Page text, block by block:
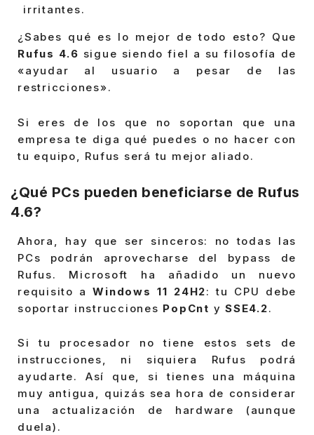
irritantes.
¿Sabes qué es lo mejor de todo esto? Que
Rufus 4.6 sigue siendo fiel a su filosofía de
«ayudar al usuario a pesar de las
restricciones».
Si eres de los que no soportan que una
empresa te diga qué puedes o no hacer con
tu equipo, Rufus será tu mejor aliado.
¿Qué PCs pueden beneficiarse de Rufus
4.6?
Ahora, hay que ser sinceros: no todas las
PCs podrán aprovecharse del bypass de
Rufus. Microsoft ha añadido un nuevo
requisito aWindows 11 24H2: tu CPU debe
soportar instrucciones PopCnt y SSE4.2.
Si tu procesador no tiene estos sets de
instrucciones, ni siquiera Rufus podrá
ayudarte. Así que, si tienes una máquina
muy antigua, quizás sea hora de considerar
una actualización de hardware (aunque
duela).